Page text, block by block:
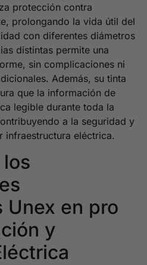
protección contra
prolongando la vida útil del
con diferentes diámetros
distintas permite una
sin complicaciones ni
Además, su tinta
que la información de
legible durante toda la
a la seguridad y
infraestructura eléctrica.
Unex en pro
y